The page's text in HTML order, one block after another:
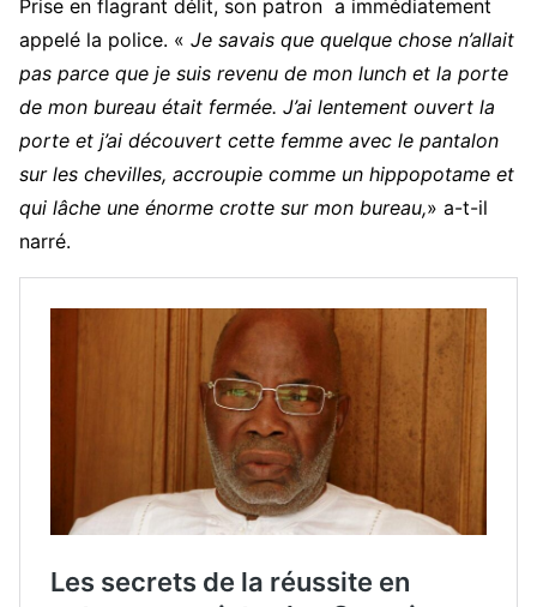
Prise en flagrant délit, son patron a immédiatement
appelé la police. « Je savais que quelque chose n’allait
pas parce que je suis revenu de mon lunch et la porte
de mon bureau était fermée. J’ai lentement ouvert la
porte et j’ai découvert cette femme avec le pantalon
sur les chevilles, accroupie comme un hippopotame et
qui lâche une énorme crotte sur mon bureau,» a-t-il
narré.